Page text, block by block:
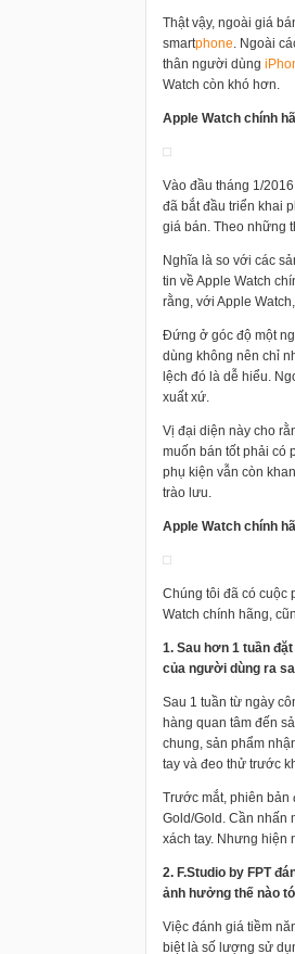
Thật vậy, ngoài giá
smartphone. Ngoài
thân người dùng i
Watch còn khó hơn.
Apple Watch chính
Vào đầu tháng 1/
đã bắt đầu triển khai
giá bán. Theo những
Nghĩa là so với các
tin về Apple Watch
rằng, với Apple
Đứng ở góc độ một
dùng không nên chỉ
lệch đó là dễ hiểu.
xuất xứ.
Vị đại diện này cho
muốn bán tốt phải có
phụ kiện vẫn còn
trào lưu.
Apple Watch chính
Chúng tôi đã có cuộc
Watch chính hãng,
1. Sau hơn 1 tuần
của người dùng ra
Sau 1 tuần từ ngày
hàng quan tâm đến
chung, sản phẩm
tay và đeo thử trước
Trước mắt, phiên bản
Gold/Gold. Cần nhấn
xách tay. Nhưng hiện
2. F.Studio by FPT
ảnh hưởng thế nào
Việc đánh giá tiềm
biệt là số lượng sử